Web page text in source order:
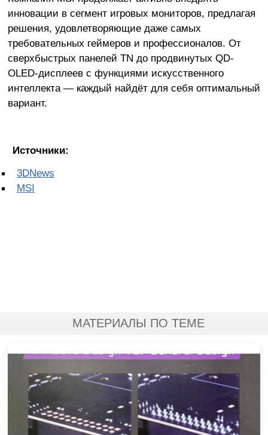
инновации в сегмент игровых мониторов, предлагая
решения, удовлетворяющие даже самых
требовательных геймеров и профессионалов. От
сверхбыстрых панелей TN до продвинутых QD-
OLED-дисплеев с функциями искусственного
интеллекта — каждый найдёт для себя оптимальный
вариант.
Источники:
3DNews
MSI
МАТЕРИАЛЫ ПО ТЕМЕ